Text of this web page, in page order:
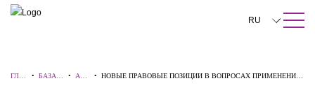
ПОИСК ПО САЙТУ Закрыть
RU
中文
ГЛА
•БАЗА
•
АЛЕ
• НОВЫЕ ПРАВОВЫЕ ПОЗИЦИИ В ВОПРОСАХ ПРИМЕНЕНИЯ